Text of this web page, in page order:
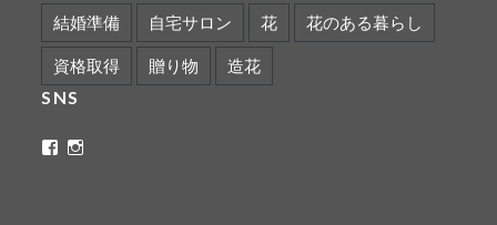
結婚準備 自宅サロン 花 花のある暮らし
資格取得 贈り物 造花
SNS
ritaflower.calligraphy